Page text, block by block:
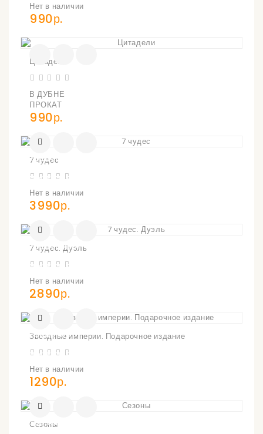
Нет в наличии
990р.
Цитадели
В ДУБНЕ
ПРОКАТ
990р.
7 чудес
Нет в наличии
3990р.
УВЕДОМИТЬ
ПОСТУПЛЕНИИ
7 чудес. Дуэль
Нет в наличии
2890р.
УВЕДОМИТЬ
ПОСТУПЛЕНИИ
Звездные империи. Подарочное издание
Нет в наличии
1290р.
УВЕДОМИТЬ
ПОСТУПЛЕНИИ
Сезоны
УВЕДОМИТЬ